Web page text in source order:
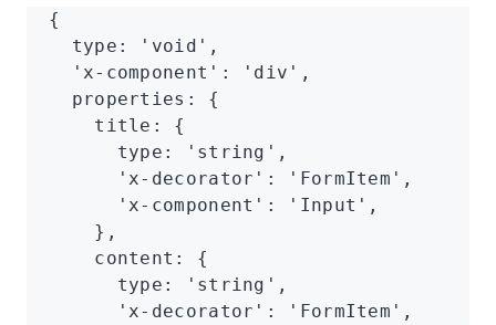
{
  type
: 'void' ,
  'x-component'
: 'div' ,
  properties
:
{
    title
:
{
      type
: 'string' ,
      'x-decorator'
: 'FormItem' ,
      'x-component'
: 'Input' ,
    }
,
    content
:
{
      type
: 'string' ,
      'x-decorator'
: 'FormItem' ,